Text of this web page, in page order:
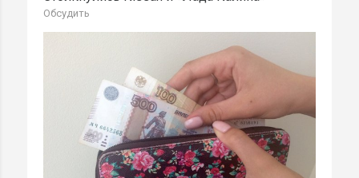
Обсудить